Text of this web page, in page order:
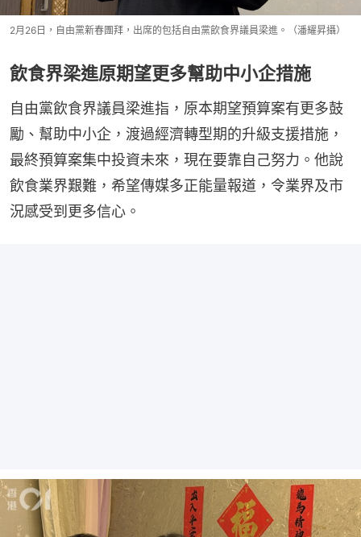
2月26日，自由黨新春團拜，出席的包括自由黨飲食界議員梁進。（潘耀昇攝）
飲食界梁進原期望更多幫助中小企措施
自由黨飲食界議員梁進指，原本期望預算案有更多鼓
勵、幫助中小企，渡過經濟轉型期的升級支援措施，
最終預算案集中投資未來，現在要靠自己努力。他說
飲食業界艱難，希望傳媒多正能量報道，令業界及市
況感受到更多信心。